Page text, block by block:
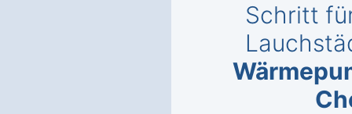
Schritt